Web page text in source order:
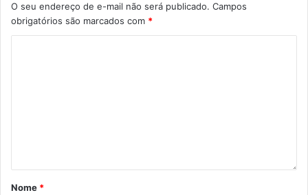
Gostei
O seu endereço de e-mail não será publicado. Campos
obrigatórios são marcados com *
Nome *